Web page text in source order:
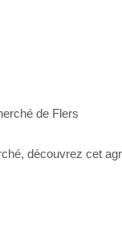
de Flers
découvrez cet